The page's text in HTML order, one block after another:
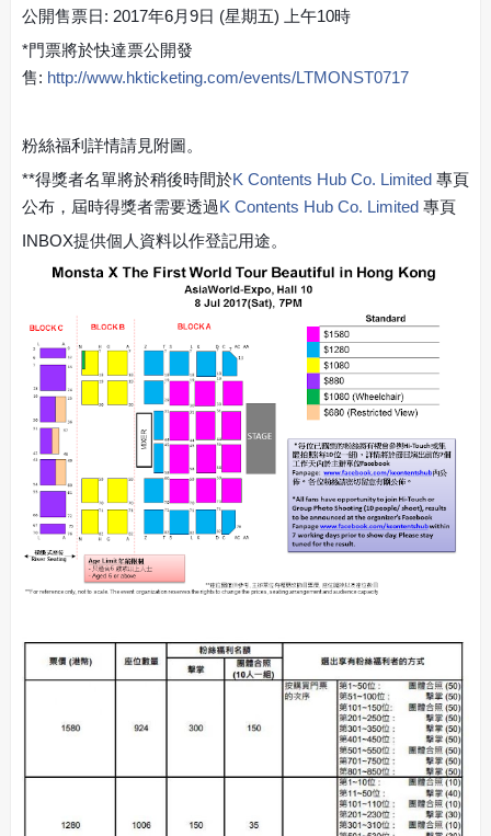
公開售票日: 2017年6月9日 (星期五) 上午10時
*門票將於快達票公開發
售: http://www.hkticketing.com/events/LTMONST0717
粉絲福利詳情請見附圖。
**得獎者名單將於稍後時間於K Contents Hub Co. Limited 專頁
公布，屆時得獎者需要透過K Contents Hub Co. Limited 專頁
INBOX提供個人資料以作登記用途。